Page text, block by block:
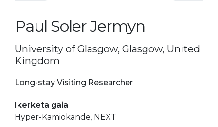
Paul Soler Jermyn
University of Glasgow, Glasgow, United
Kingdom
Long-stay Visiting Researcher
Ikerketa gaia
Hyper-Kamiokande, NEXT